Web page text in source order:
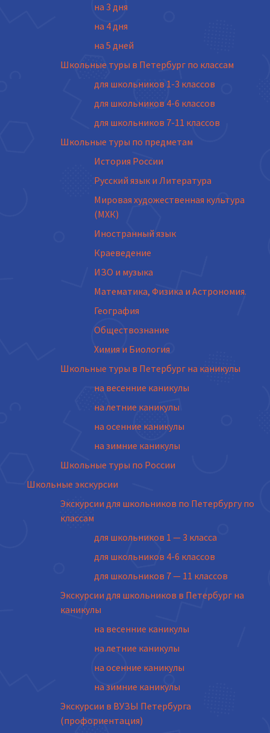
на 3 дня
на 4 дня
на 5 дней
Школьные туры в Петербург по классам
для школьников 1-3 классов
для школьников 4-6 классов
для школьников 7-11 классов
Школьные туры по предметам
История России
Русский язык и Литература
Мировая художественная культура
(МХК)
Иностранный язык
Краеведение
ИЗО и музыка
Математика, Физика и Астрономия.
География
Обществознание
Химия и Биология
Школьные туры в Петербург на каникулы
на весенние каникулы
на летние каникулы
на осенние каникулы
на зимние каникулы
Школьные туры по России
Школьные экскурсии
Экскурсии для школьников по Петербургу по
классам
для школьников 1 — 3 класса
для школьников 4-6 классов
для школьников 7 — 11 классов
Экскурсии для школьников в Петербург на
каникулы
на весенние каникулы
на летние каникулы
на осенние каникулы
на зимние каникулы
Экскурсии в ВУЗЫ Петербурга
(профориентация)